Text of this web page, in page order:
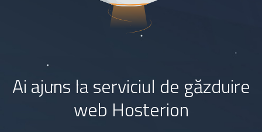
Ai ajuns la serviciul de găzduire
web Hosterion